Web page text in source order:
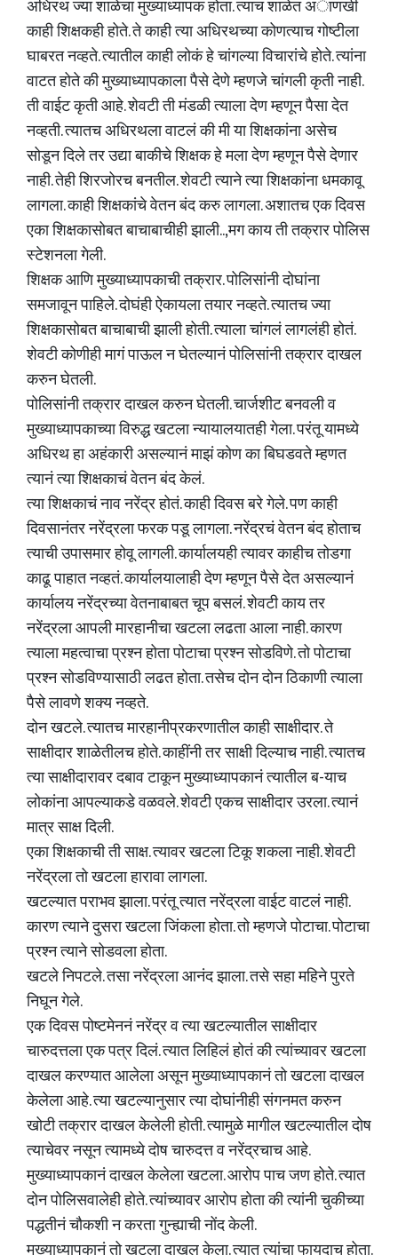
अधिरथ ज्या शाळेचा मुख्याध्यापक होता. त्याच शाळेत अाणखी
काही शिक्षकही होते. ते काही त्या अधिरथच्या कोणत्याच गोष्टीला
घाबरत नव्हते. त्यातील काही लोकं हे चांगल्या विचारांचे होते. त्यांना
वाटत होते की मुख्याध्यापकाला पैसे देणे म्हणजे चांगली कृती नाही.
ती वाईट कृती आहे. शेवटी ती मंडळी त्याला देण म्हणून पैसा देत
नव्हती. त्यातच अधिरथला वाटलं की मी या शिक्षकांना असेच
सोडून दिले तर उद्या बाकीचे शिक्षक हे मला देण म्हणून पैसे देणार
नाही. तेही शिरजोरच बनतील. शेवटी त्याने त्या शिक्षकांना धमकावू
लागला. काही शिक्षकांचे वेतन बंद करु लागला. अशातच एक दिवस
एका शिक्षकासोबत बाचाबाचीही झाली..,मग काय ती तक्रार पोलिस
स्टेशनला गेली.
शिक्षक आणि मुख्याध्यापकाची तक्रार. पोलिसांनी दोघांना
समजावून पाहिले. दोघंही ऐकायला तयार नव्हते. त्यातच ज्या
शिक्षकासोबत बाचाबाची झाली होती. त्याला चांगलं लागलंही होतं.
शेवटी कोणीही मागं पाऊल न घेतल्यानं पोलिसांनी तक्रार दाखल
करुन घेतली.
पोलिसांनी तक्रार दाखल करुन घेतली. चार्जशीट बनवली व
मुख्याध्यापकाच्या विरुद्ध खटला न्यायालयातही गेला. परंतू यामध्ये
अधिरथ हा अहंकारी असल्यानं माझं कोण का बिघडवते म्हणत
त्यानं त्या शिक्षकाचं वेतन बंद केलं.
त्या शिक्षकाचं नाव नरेंद्र होतं. काही दिवस बरे गेले. पण काही
दिवसानंतर नरेंद्रला फरक पडू लागला. नरेंद्रचं वेतन बंद होताच
त्याची उपासमार होवू लागली. कार्यालयही त्यावर काहीच तोडगा
काढू पाहात नव्हतं. कार्यालयालाही देण म्हणून पैसे देत असल्यानं
कार्यालय नरेंद्रच्या वेतनाबाबत चूप बसलं. शेवटी काय तर
नरेंद्रला आपली मारहानीचा खटला लढता आला नाही. कारण
त्याला महत्वाचा प्रश्न होता पोटाचा प्रश्न सोडविणे. तो पोटाचा
प्रश्न सोडविण्यासाठी लढत होता. तसेच दोन दोन ठिकाणी त्याला
पैसे लावणे शक्य नव्हते.
दोन खटले. त्यातच मारहानीप्रकरणातील काही साक्षीदार. ते
साक्षीदार शाळेतीलच होते. काहींनी तर साक्षी दिल्याच नाही. त्यातच
त्या साक्षीदारावर दबाव टाकून मुख्याध्यापकानं त्यातील ब-याच
लोकांना आपल्याकडे वळवले. शेवटी एकच साक्षीदार उरला. त्यानं
मात्र साक्ष दिली.
एका शिक्षकाची ती साक्ष. त्यावर खटला टिकू शकला नाही. शेवटी
नरेंद्रला तो खटला हारावा लागला.
खटल्यात पराभव झाला. परंतू त्यात नरेंद्रला वाईट वाटलं नाही.
कारण त्याने दुसरा खटला जिंकला होता. तो म्हणजे पोटाचा. पोटाचा
प्रश्न त्याने सोडवला होता.
खटले निपटले. तसा नरेंद्रला आनंद झाला. तसे सहा महिने पुरते
निघून गेले.
एक दिवस पोष्टमेननं नरेंद्र व त्या खटल्यातील साक्षीदार
चारुदत्तला एक पत्र दिलं. त्यात लिहिलं होतं की त्यांच्यावर खटला
दाखल करण्यात आलेला असून मुख्याध्यापकानं तो खटला दाखल
केलेला आहे. त्या खटल्यानुसार त्या दोघांनीही संगनमत करुन
खोटी तक्रार दाखल केलेली होती. त्यामुळे मागील खटल्यातील दोष
त्याचेवर नसून त्यामध्ये दोष चारुदत्त व नरेंद्रचाच आहे.
मुख्याध्यापकानं दाखल केलेला खटला. आरोप पाच जण होते. त्यात
दोन पोलिसवालेही होते. त्यांच्यावर आरोप होता की त्यांनी चुकीच्या
पद्धतीनं चौकशी न करता गुन्ह्याची नोंद केली.